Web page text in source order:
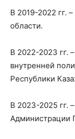
В 2019-2022 гг.
области.
В 2022-2023 гг.
внутренней
Республики
В 2023-2025 гг.
Администрации